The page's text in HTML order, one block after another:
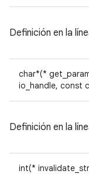
Definición en la
char*(*
io_handle, const
Definición en la
int(*